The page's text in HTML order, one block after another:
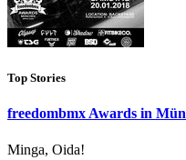
Top Stories
freedombmx Awards in
Minga, Oida!